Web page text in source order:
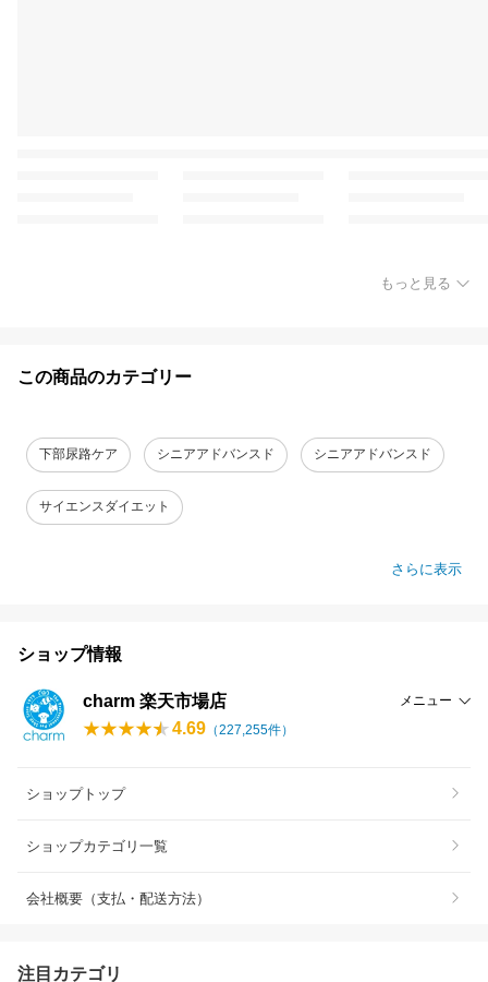
もっと見る
この商品のカテゴリー
下部尿路ケア シニアアドバンスド シニアアドバンスド
サイエンスダイエット
さらに表示
ショップ情報
charm 楽天市場店 メニュー
4.69 （227,255件）
ショップトップ
ショップカテゴリ一覧
会社概要（支払・配送方法）
注目カテゴリ